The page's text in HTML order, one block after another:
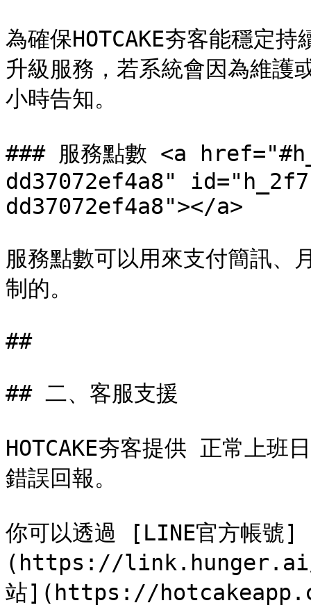
為確保HOTCAKE夯客能穩定
升級服務，若系統會因為維護
小時告知。
### 服務點數 <a
dd37072ef4a8"
dd37072ef4a8"></a>
服務點數可以用來支付簡訊、
制的。
##
## 二、客服支援
HOTCAKE夯客提供 正常上
錯誤回報。
你可以透過 [LINE官方帳號]
(https://link.hunger.ai/
站](https://